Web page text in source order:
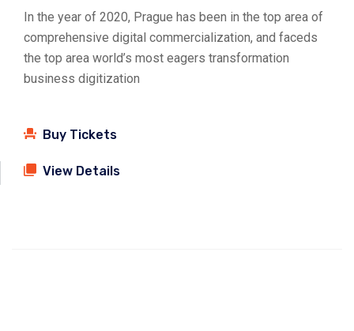
In the year of 2020, Prague has been in the top area of
comprehensive digital commercialization, and faceds
the top area world’s most eagers transformation
business digitization
Buy Tickets
View Details